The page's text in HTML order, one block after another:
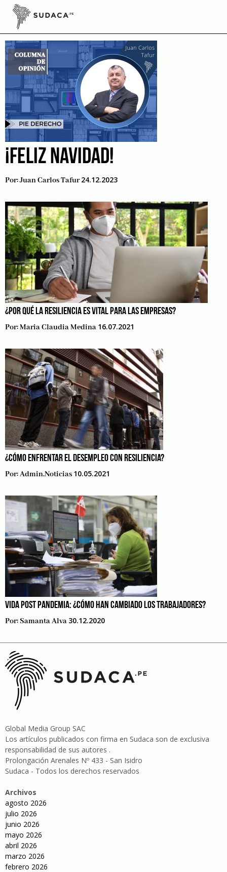
Skip
contentResiliencia
¡FELIZ NAVIDAD!
Por:Juan Carlos Tafur 24.12.2023
¿POR QUÉ LA RESILIENCIA ES VITAL PARA LAS EMPRESAS?
Por:Maria Claudia Medina 16.07.2021
¿CÓMO ENFRENTAR EL DESEMPLEO CON RESILIENCIA?
Por:Admin.noticias 10.05.2021
VIDA POST PANDEMIA: ¿CÓMO HAN CAMBIADO LOS TRABAJADORES?
Por:Samanta Alva 30.12.2020
Global Media Group SAC
Los artículos publicados con firma en Sudaca son de exclusiva
responsabilidad de sus autores .
Prolongación Arenales Nº 433 - San Isidro
Sudaca - Todos los derechos reservados
Archivos
agosto 2026
julio 2026
junio 2026
mayo 2026
abril 2026
marzo 2026
febrero 2026